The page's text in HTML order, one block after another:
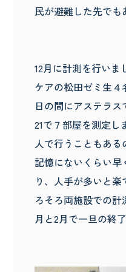
民が避難した先でも
12月に計測を行いま
ケアの松田ゼミ生４
日の間にアステラ
21で７部屋を測定
人で行うこともある
記憶にないくらい
り、人手が多いと
ろそろ両施設での計
月と2月で一旦の終